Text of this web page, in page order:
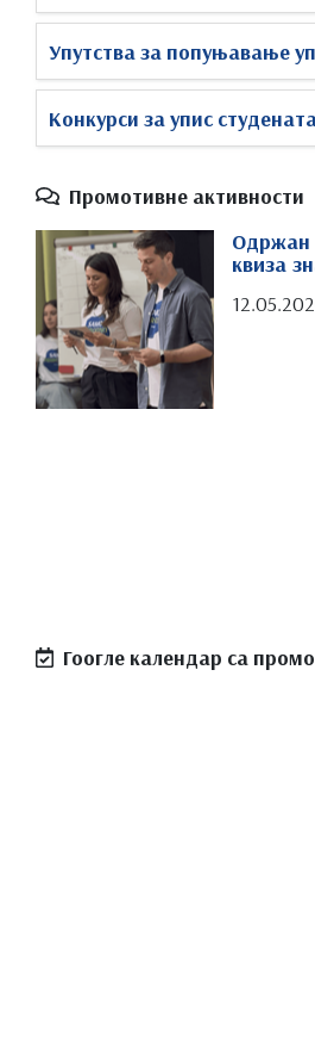
Упутства за попуњавање
Конкурси за упис
Промотивне активности
Одржан
квиза
Гоогле календар са